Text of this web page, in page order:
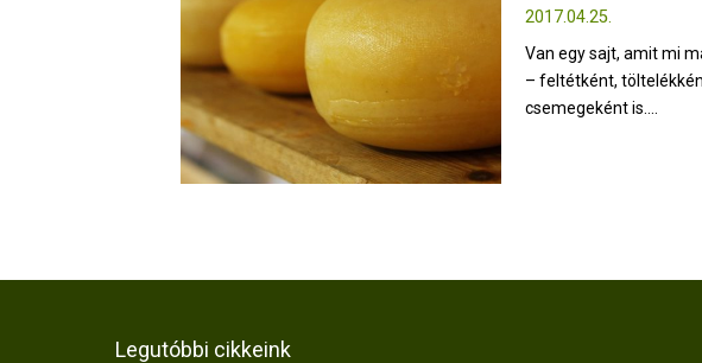
2017.04.25.
Van egy sajt, amit mi
– feltétként,
csemegeként is....
Legutóbbi cikkeink